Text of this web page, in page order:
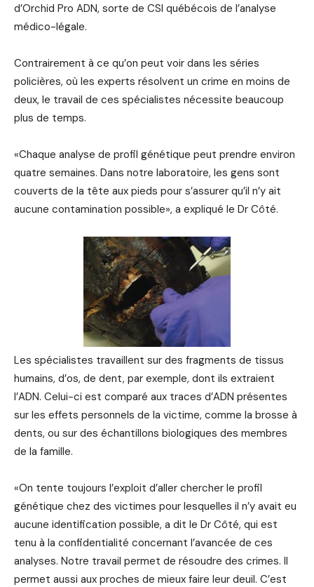
d’Orchid Pro ADN, sorte de CSI québécois de l’analyse
médico-légale.
Contrairement à ce qu’on peut voir dans les séries
policières, où les experts résolvent un crime en moins de
deux, le travail de ces spécialistes nécessite beaucoup
plus de temps.
«Chaque analyse de profil génétique peut prendre environ
quatre semaines. Dans notre laboratoire, les gens sont
couverts de la tête aux pieds pour s’assurer qu’il n’y ait
aucune contamination possible», a expliqué le Dr Côté.
Les spécialistes travaillent sur des fragments de tissus
humains, d’os, de dent, par exemple, dont ils extraient
l’ADN. Celui-ci est comparé aux traces d’ADN présentes
sur les effets personnels de la victime, comme la brosse à
dents, ou sur des échantillons biologiques des membres
de la famille.
«On tente toujours l’exploit d’aller chercher le profil
génétique chez des victimes pour lesquelles il n’y avait eu
aucune identification possible, a dit le Dr Côté, qui est
tenu à la confidentialité concernant l’avancée de ces
analyses. Notre travail permet de résoudre des crimes. Il
permet aussi aux proches de mieux faire leur deuil. C’est